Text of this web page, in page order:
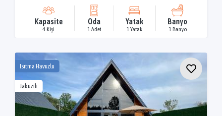
Kapasite
4 Kişi
Oda
1 Adet
Yatak
1 Yatak
Banyo
1 Banyo
Isıtma Havuzlu
Jakuzili